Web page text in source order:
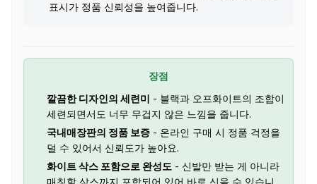
표시가 정품 신뢰성을 높여줍니다.
장점
깔끔한 디자인의 세련미 - 블랙과 오프화이트의 조합이
세련되면서도 너무 무겁지 않은 느낌을 줍니다.
국내매장판의 정품 보증 - 온라인 구매 시 정품 걱정을
덜 수 있어서 신뢰도가 높아요.
화이트 삭스 포함으로 완성도 - 신발만 받는 게 아니라
매칭할 삭스까지 포함되어 있어 바로 신을 수 있습니